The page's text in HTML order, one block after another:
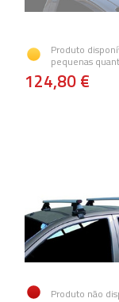
Produto
pequenas
124,80 €
Produto não